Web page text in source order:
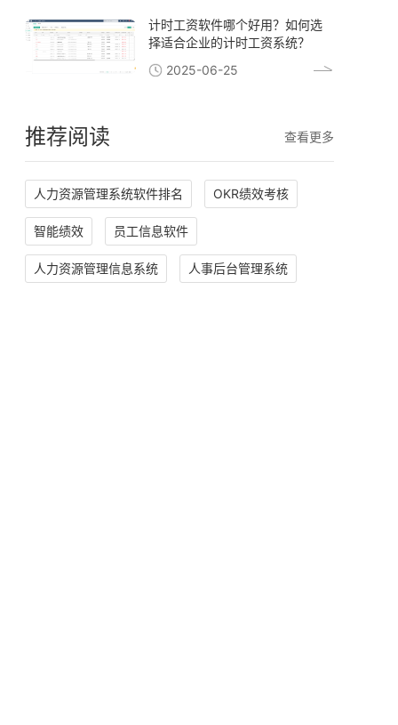
计时工资软件哪个好用？如何选
择适合企业的计时工资系统？
2025-06-25
推荐阅读 查看更多
人力资源管理系统软件排名 OKR绩效考核
智能绩效 员工信息软件
人力资源管理信息系统 人事后台管理系统